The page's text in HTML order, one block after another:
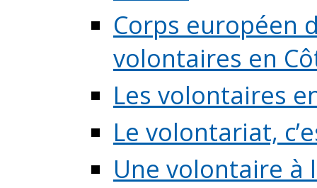
Corps européen
volontaires en
Les volontaires
Le volontariat,
Une volontaire à